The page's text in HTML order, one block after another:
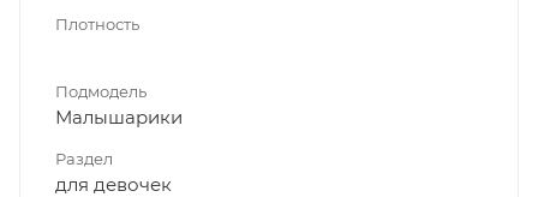
Плотность
Подмодель
Малышарики
Раздел
для девочек